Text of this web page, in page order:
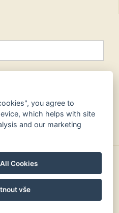
на рассылку
design by
you agree to
which helps with site
and our marketing
Cookies
vše